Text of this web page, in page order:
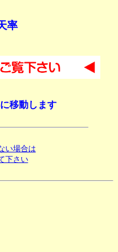
率
移動します
い場合は
下さい